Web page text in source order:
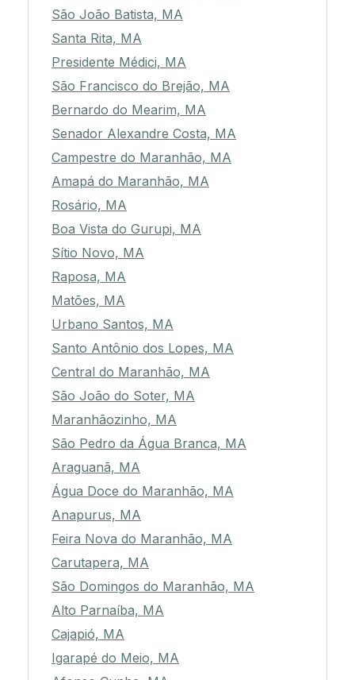
São João Batista, MA
Santa Rita, MA
Presidente Médici, MA
São Francisco do Brejão, MA
Bernardo do Mearim, MA
Senador Alexandre Costa, MA
Campestre do Maranhão, MA
Amapá do Maranhão, MA
Rosário, MA
Boa Vista do Gurupi, MA
Sítio Novo, MA
Raposa, MA
Matões, MA
Urbano Santos, MA
Santo Antônio dos Lopes, MA
Central do Maranhão, MA
São João do Soter, MA
Maranhãozinho, MA
São Pedro da Água Branca, MA
Araguanã, MA
Água Doce do Maranhão, MA
Anapurus, MA
Feira Nova do Maranhão, MA
Carutapera, MA
São Domingos do Maranhão, MA
Alto Parnaíba, MA
Cajapió, MA
Igarapé do Meio, MA